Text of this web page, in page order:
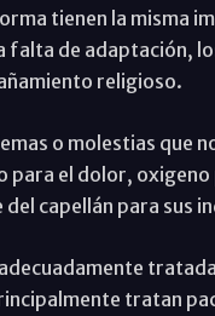
tienen la misma
de adaptación,
religioso.
o molestias que
para el dolor,
capellán para sus
tratan